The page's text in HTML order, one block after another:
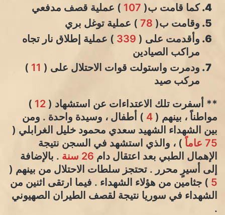
كما قامت ب( 107 ) عملية قصف مدفعي
وقامت ب( 78 ) عملية توغل بري
وأقدمت على ( 339 ) عملية إطلاق نار تجاه
مراكب الصيادين
ودمرت واستولت قوات الاحتلال على ( 11
)
مركب صيد
** أسفرت تلك الاعتداءات عن استشهاد ( 12
)
مواطناً ، بينهم (
) أطفال ، وسيدة واحدة . ومن
بين الشهداء الشهيد سعدي محمود خليل الغرابلي (
75 عاماً
) ، والذي استشهد في السجن نتيجة
الإهمال الطبي بعد اعتقال دام 26 سنة
. بالإضافة
إلى أسيرٍ محرر . تحتجز سلطات الاحتلال من بينهم (
5 ) جثامين من هؤلاء الشهداء . فيما ارتقى اثنين من
الشهداء في سوريا نتيجة لقصف الطيران الصهيوني
.